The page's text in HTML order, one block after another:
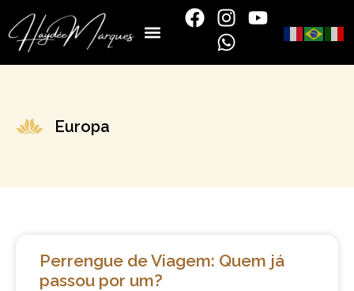
Europa
Perrengue de Viagem: Quem já
passou por um?